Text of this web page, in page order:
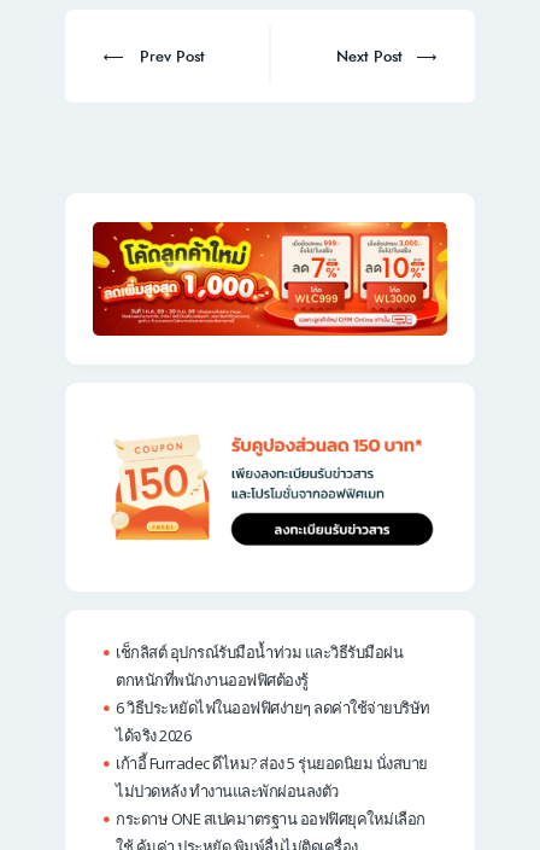
navigation
Prev
Prev Post
Next
Next Post
เช็กลิสต์ อุปกรณ์รับมือน้ำท่วม และวิธีรับมือฝน
ตกหนักที่พนักงานออฟฟิศต้องรู้
6 วิธีประหยัดไฟในออฟฟิศง่ายๆ ลดค่าใช้จ่ายบริษัท
ได้จริง 2026
เก้าอี้ Furradec ดีไหม? ส่อง 5 รุ่นยอดนิยม นั่งสบาย
ไม่ปวดหลัง ทำงานและพักผ่อนลงตัว
กระดาษ ONE สเปคมาตรฐาน ออฟฟิศยุคใหม่เลือก